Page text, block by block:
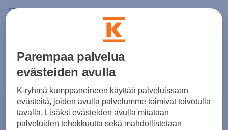
SEAT Salsa -konseptiauto esitellään.
SEAT juhlii 50-vuotispäiviään. Kuningas Juan Carlos I järjestää
audienssin yrityksen johdolle. Asturian ruhtinas vierailee SEATin
Martorellin tehtaalla.
Parempaa palvelua
evästeiden avulla
K-ryhmä kumppaneineen käyttää palveluissaan
evästeitä, joiden avulla palvelumme toimivat toivotulla
tavalla. Lisäksi evästeiden avulla mitataan
palveluiden tehokkuutta sekä mahdollistetaan